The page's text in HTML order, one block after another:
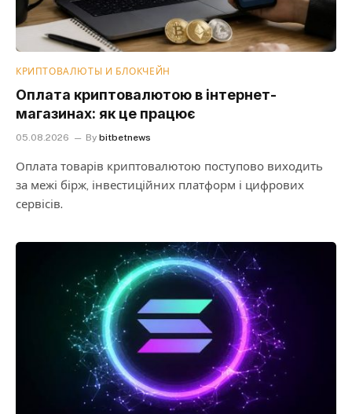
КРИПТОВАЛЮТЫ И БЛОКЧЕЙН
Оплата криптовалютою в інтернет-
магазинах: як це працює
05.08.2026 By bitbetnews
Оплата товарів криптовалютою поступово виходить
за межі бірж, інвестиційних платформ і цифрових
сервісів.